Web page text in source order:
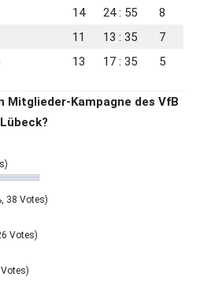
14 24 : 55
8
11 13 : 35
7
13 17 : 35 5
Mitglieder-Kampagne des VfB
Lübeck?
38 Votes)
Votes)